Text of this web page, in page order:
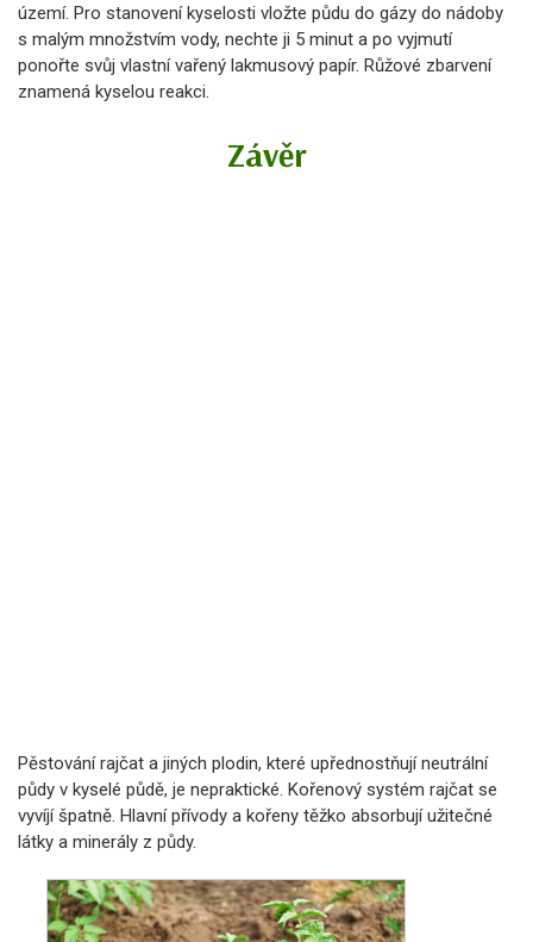
území. Pro stanovení kyselosti vložte půdu do gázy do nádoby
s malým množstvím vody, nechte ji 5 minut a po vyjmutí
ponořte svůj vlastní vařený lakmusový papír. Růžové zbarvení
znamená kyselou reakci.
Závěr
Pěstování rajčat a jiných plodin, které upřednostňují neutrální
půdy v kyselé půdě, je nepraktické. Kořenový systém rajčat se
vyvíjí špatně. Hlavní přívody a kořeny těžko absorbují užitečné
látky a minerály z půdy.